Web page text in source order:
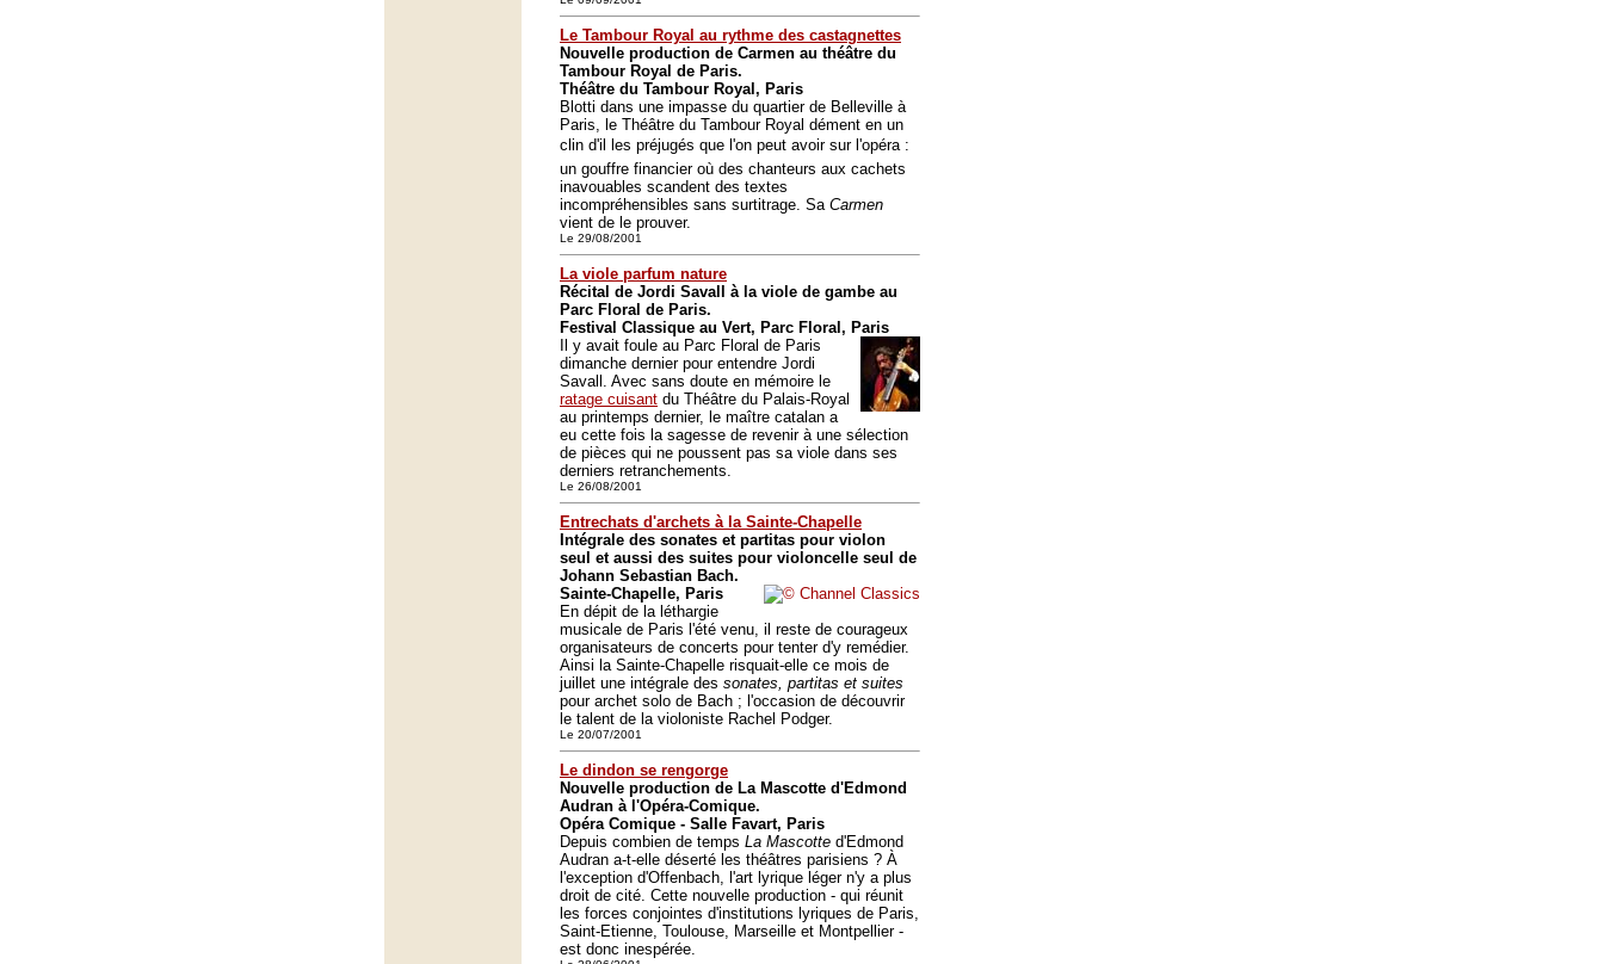
Le Tambour Royal au rythme des castagnettes
Nouvelle production de Carmen au théâtre du
Tambour Royal de Paris.
Théâtre du Tambour Royal, Paris
Blotti dans une impasse du quartier de Belleville à
Paris, le Théâtre du Tambour Royal dément en un
clin d'il les préjugés que l'on peut avoir sur l'opéra :
un gouffre financier où des chanteurs aux cachets
inavouables scandent des textes
incompréhensibles sans surtitrage. Sa Carmen
vient de le prouver.
Le 29/08/2001
La viole parfum nature
Récital de Jordi Savall à la viole de gambe au
Parc Floral de Paris.
Festival Classique au Vert, Parc Floral, Paris
Il y avait foule au Parc Floral de Paris
dimanche dernier pour entendre Jordi
Savall. Avec sans doute en mémoire le
ratage cuisant du Théâtre du Palais-Royal
au printemps dernier, le maître catalan a
eu cette fois la sagesse de revenir à une sélection
de pièces qui ne poussent pas sa viole dans ses
derniers retranchements.
Le 26/08/2001
Entrechats d'archets à la Sainte-Chapelle
Intégrale des sonates et partitas pour violon
seul et aussi des suites pour violoncelle seul de
Johann Sebastian Bach.
Sainte-Chapelle, Paris
En dépit de la léthargie
musicale de Paris l'été venu, il reste de courageux
organisateurs de concerts pour tenter d'y remédier.
Ainsi la Sainte-Chapelle risquait-elle ce mois de
juillet une intégrale des sonates, partitas et suites
pour archet solo de Bach ; l'occasion de découvrir
le talent de la violoniste Rachel Podger.
Le 20/07/2001
Le dindon se rengorge
Nouvelle production de La Mascotte d'Edmond
Audran à l'Opéra-Comique.
Opéra Comique - Salle Favart, Paris
Depuis combien de temps La Mascotte d'Edmond
Audran a-t-elle déserté les théâtres parisiens ? À
l'exception d'Offenbach, l'art lyrique léger n'y a plus
droit de cité. Cette nouvelle production - qui réunit
les forces conjointes d'institutions lyriques de Paris,
Saint-Etienne, Toulouse, Marseille et Montpellier -
est donc inespérée.